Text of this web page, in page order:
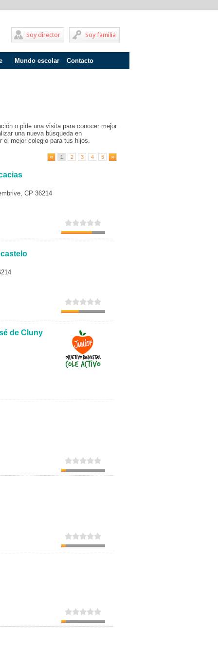
Soy familia
Soy director
Mundo escolar
Fracaso escolar
Acoso escolar
Infantil
Contacto
o pide una visita para conocer mejor
una nueva búsqueda en
el mejor colegio para tus hijos.
1 2 3 4 5
CP 36214
de Cluny